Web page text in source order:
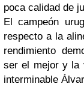
poca calidad de
El campeón
respecto a la
rendimiento
ser el mejor y la
interminable